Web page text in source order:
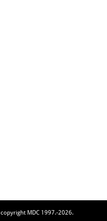
copyright MDC 1997.-2026.